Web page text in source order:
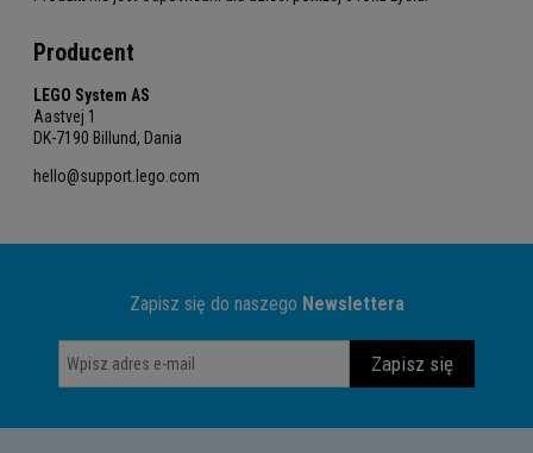
Producent
LEGO System AS
Aastvej 1
DK-7190 Billund, Dania
hello@support.lego.com
Zapisz się do naszego Newslettera
Zapisz się